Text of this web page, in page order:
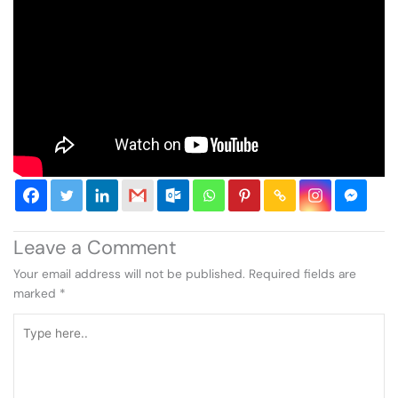
Leave a Comment
Your email address will not be published. Required fields are
marked *
here..